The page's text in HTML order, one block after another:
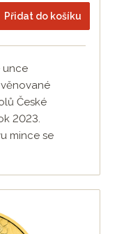
Přidat do košíku
unce
České
2023.
mince se